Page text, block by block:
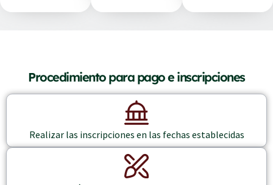
Procedimiento para pago e inscripciones
Realizar las inscripciones en las fechas establecidas